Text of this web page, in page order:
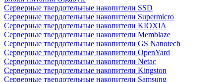
Серверные твердотельные накопители SSD
Cерверные твердотельные накопители Supermicro
Cерверные твердотельные накопители KIOXIA
Cерверные твердотельные накопители Memblaze
Cерверные твердотельные накопители GS Nanotech
Серверные твердотельные накопители OpenYard
Серверные твердотельные накопители Netac
Cерверные твердотельные накопители Kingston
Cерверные твердотельные накопители Samsung